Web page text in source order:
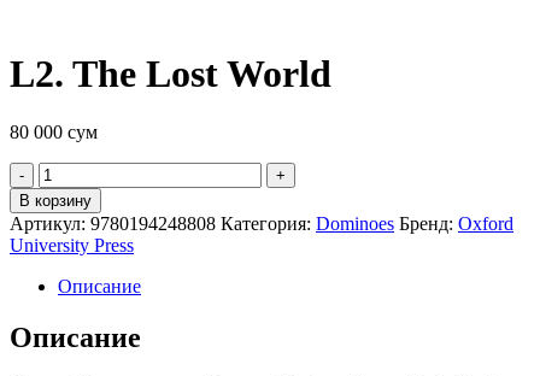
L2. The Lost World
80 000 сум
Quantity
В корзину
Артикул: 9780194248808 Категория: Dominoes Бренд: Oxford
University Press
Описание
Описание